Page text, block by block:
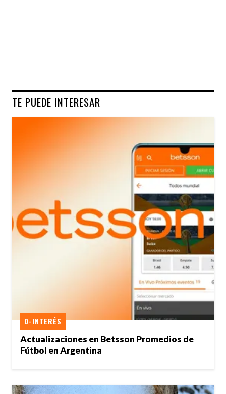
TE PUEDE INTERESAR
Actualizaciones en Betsson Promedios de
Fútbol en Argentina
D-INTERÉS